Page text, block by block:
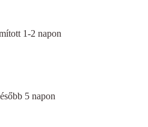
1-2 napon
5 napon